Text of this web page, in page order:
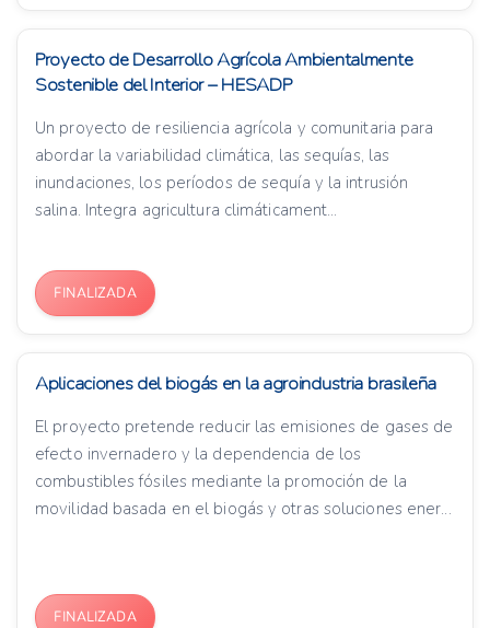
Proyecto de Desarrollo Agrícola Ambientalmente
Sostenible del Interior – HESADP
Un proyecto de resiliencia agrícola y comunitaria para
abordar la variabilidad climática, las sequías, las
inundaciones, los períodos de sequía y la intrusión
salina. Integra agricultura climáticament...
FINALIZADA
Aplicaciones del biogás en la agroindustria brasileña
El proyecto pretende reducir las emisiones de gases de
efecto invernadero y la dependencia de los
combustibles fósiles mediante la promoción de la
movilidad basada en el biogás y otras soluciones ener...
FINALIZADA